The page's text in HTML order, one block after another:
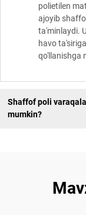
polietilen
ajoyib
ta'minlaydi.
havo
qo'llanishga
Shaffof poli
mumkin?